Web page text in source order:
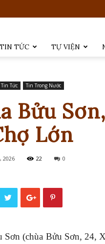
TIN TỨC TỰ VIỆN
Tin Tức Tin Trong Nước
Bửu
Lớn
2026 22 0
Sơn (chùa Bửu Sơn,